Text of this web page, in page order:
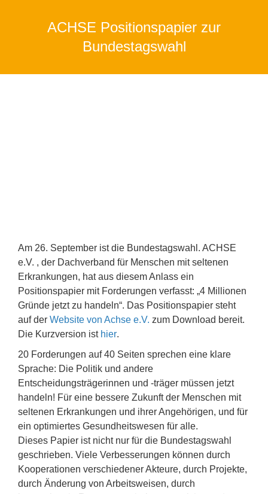
ACHSE Positionspapier zur
Bundestagswahl
Sie befinden sich hier:
Am 26. September ist die Bundestagswahl. ACHSE
e.V. , der Dachverband für Menschen mit seltenen
Erkrankungen, hat aus diesem Anlass ein
Positionspapier mit Forderungen verfasst: „4 Millionen
Gründe jetzt zu handeln“. Das Positionspapier steht
auf der Website von Achse e.V. zum Download bereit.
Die Kurzversion ist hier.
20 Forderungen auf 40 Seiten sprechen eine klare
Sprache: Die Politik und andere
Entscheidungsträgerinnen und -träger müssen jetzt
handeln! Für eine bessere Zukunft der Menschen mit
seltenen Erkrankungen und ihrer Angehörigen, und für
ein optimiertes Gesundheitswesen für alle.
Dieses Papier ist nicht nur für die Bundestagswahl
geschrieben. Viele Verbesserungen können durch
Kooperationen verschiedener Akteure, durch Projekte,
durch Änderung von Arbeitsweisen, durch